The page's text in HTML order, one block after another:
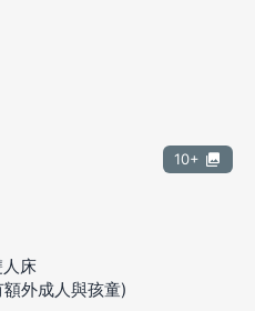
10+
人床
外成人與孩童)